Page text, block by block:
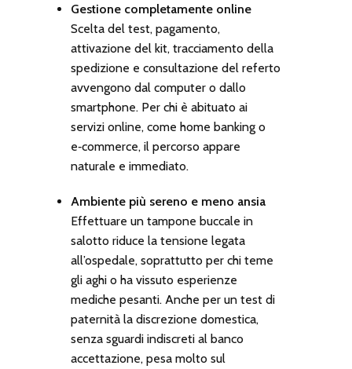
Gestione completamente online
Scelta del test, pagamento,
attivazione del kit, tracciamento della
spedizione e consultazione del referto
avvengono dal computer o dallo
smartphone. Per chi è abituato ai
servizi online, come home banking o
e‑commerce, il percorso appare
naturale e immediato.
Ambiente più sereno e meno ansia
Effettuare un tampone buccale in
salotto riduce la tensione legata
all’ospedale, soprattutto per chi teme
gli aghi o ha vissuto esperienze
mediche pesanti. Anche per un test di
paternità la discrezione domestica,
senza sguardi indiscreti al banco
accettazione, pesa molto sul